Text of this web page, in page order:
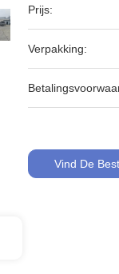
Prijs:
Verpakking:
Vind De